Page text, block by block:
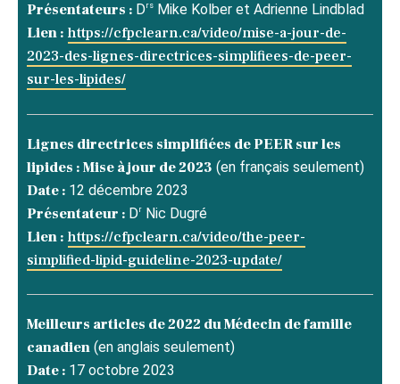
Présentateurs : Drs Mike Kolber et Adrienne Lindblad
Lien : https://cfpclearn.ca/video/mise-a-jour-de-
2023-des-lignes-directrices-simplifiees-de-peer-
sur-les-lipides/
Lignes directrices simplifiées de PEER sur les
lipides : Mise à jour de 2023 (en français seulement)
Date : 12 décembre 2023
Présentateur : Dr Nic Dugré
Lien : https://cfpclearn.ca/video/the-peer-
simplified-lipid-guideline-2023-update/
Meilleurs articles de 2022 du Médecin de famille
canadien (en anglais seulement)
Date : 17 octobre 2023